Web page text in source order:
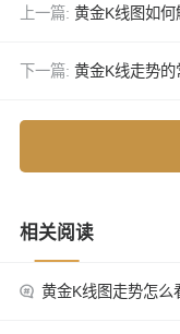
上一篇: 黄金K线图如
下一篇: 黄金K线走势
相关阅读
黄金K线图走势怎么